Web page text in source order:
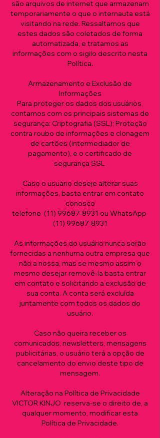
são arquivos de internet que armazenam
temporariamente o que o internauta está
visitando na rede. Ressaltamos que
estes dados são coletados de forma
automatizada, e tratamos as
informações com o sigilo descrito nesta
Política.
Armazenamento e Exclusão de
Informações
Para proteger os dados dos usuários,
contamos com os principais sistemas de
segurança: Criptografia (SSL); Proteção
contra roubo de informações e clonagem
de cartões (intermediador de
pagamento), e o certificado de
segurança SSL
Caso o usuário deseje alterar suas
informações, basta entrar em contato
conosco
telefone (11) 99687-8931 ou WhatsApp
(11) 99687-8931
As informações do usuário nunca serão
fornecidas a nenhuma outra empresa que
não a nossa, mas se mesmo assim o
mesmo desejar removê-la basta entrar
em contato e solicitando a exclusão de
sua conta. A conta será excluída
juntamente com todos os dados do
usuário.
Caso não queira receber os
comunicados, newsletters, mensagens
publicitárias, o usuário terá a opção de
cancelamento do envio deste tipo de
mensagem.
Alteração na Política de Privacidade
VICTOR KINJO reserva-se o direito de, a
qualquer momento, modificar esta
Política de Privacidade.